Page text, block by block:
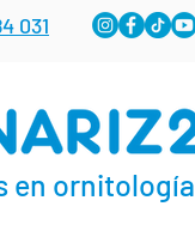
031
en ornitología